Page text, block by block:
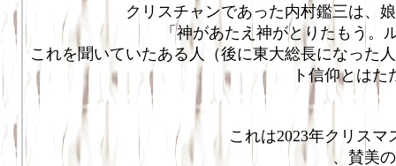
クリスチャンであった内村鑑三は、
「神があたえ神がとりたもう
これを聞いていたある人（後に東大総長になった
ト信仰とは
これは、
これは2023年クリス
、賛美のさ